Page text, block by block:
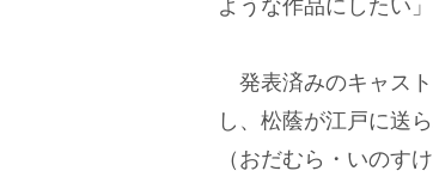
ような作品にしたい
発表済みのキャス
し、松蔭が江戸に送
（おだむら・いのす